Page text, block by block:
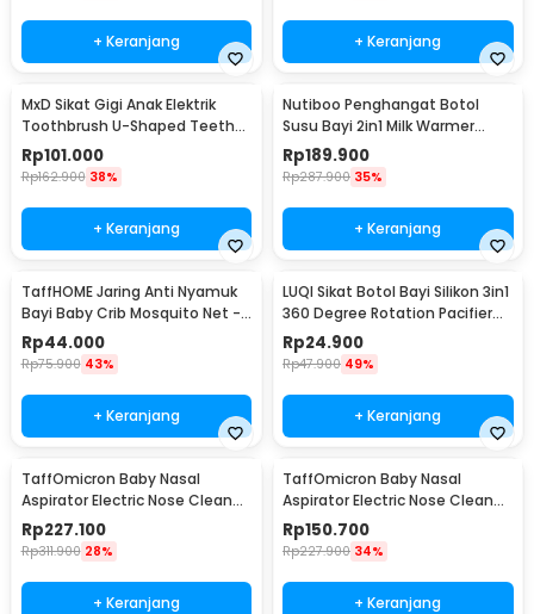
+ Keranjang + Keranjang
MxD Sikat Gigi Anak Elektrik
Toothbrush U-Shaped Teether
Silicone - Mx01
Rp101.000
Rp162.900 38%
+ Keranjang
Nutiboo Penghangat Botol
Susu Bayi 2in1 Milk Warmer
Sterilizers - HJ-B01
Rp189.900
Rp287.900 35%
+ Keranjang
TaffHOME Jaring Anti Nyamuk
Bayi Baby Crib Mosquito Net -
BB2
Rp44.000
Rp75.900 43%
+ Keranjang
LUQI Sikat Botol Bayi Silikon 3in1
360 Degree Rotation Pacifier
Brush - SD8001
Rp24.900
Rp47.900 49%
+ Keranjang
TaffOmicron Baby Nasal
Aspirator Electric Nose Cleaner
65kPa 2500mAh - NASA608
Rp227.100
Rp311.900 28%
+ Keranjang
TaffOmicron Baby Nasal
Aspirator Electric Nose Cleaner
65kPa 450mAh - KA1001
Rp150.700
Rp227.900 34%
+ Keranjang